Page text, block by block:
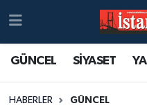
GÜNCEL SİYASET
HABERLER GÜNCEL